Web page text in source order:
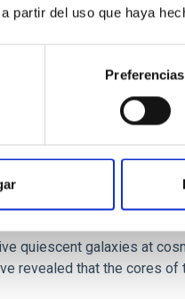
partir del uso que haya
Preferencias
DE CITAS
galaxies
quiescent galaxies at
revealed that the cores